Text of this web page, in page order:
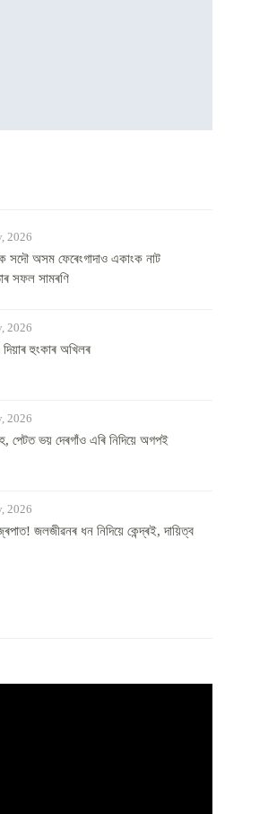
2026
সদৌ অসম ফেৰেংগাদাও একাংক নাট
সফল সামৰণি
2026
দিয়াৰ হুংকাৰ অখিলৰ
2026
পেটত ভয় দেৰগাঁও এৰি নিদিয়ে অগপই
2026
জলজীৱনৰ ধন নিদিয়ে কেন্দ্ৰই, দায়িত্ব